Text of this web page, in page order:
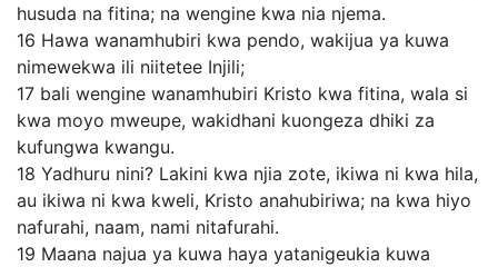
husuda na fitina; na wengine kwa nia njema.
16 Hawa wanamhubiri kwa pendo, wakijua ya kuwa
nimewekwa ili niitetee Injili;
17 bali wengine wanamhubiri Kristo kwa fitina, wala si
kwa moyo mweupe, wakidhani kuongeza dhiki za
kufungwa kwangu.
18 Yadhuru nini? Lakini kwa njia zote, ikiwa ni kwa hila,
au ikiwa ni kwa kweli, Kristo anahubiriwa; na kwa hiyo
nafurahi, naam, nami nitafurahi.
19 Maana najua ya kuwa haya yatanigeukia kuwa